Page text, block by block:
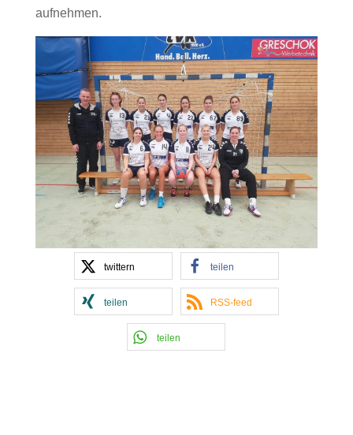
aufnehmen.
twittern teilen
teilen RSS-feed
teilen